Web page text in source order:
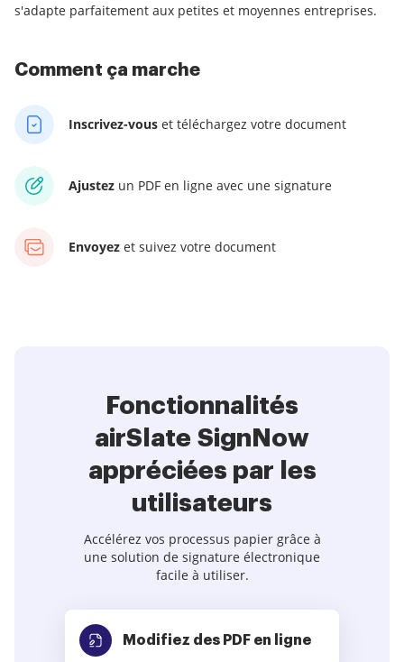
s'adapte parfaitement aux petites et moyennes entreprises.
Comment ça marche
Inscrivez-vous et téléchargez votre document
Ajustez un PDF en ligne avec une signature
Envoyez et suivez votre document
Fonctionnalités
airSlate SignNow
appréciées par les
utilisateurs
Accélérez vos processus papier grâce à
une solution de signature électronique
facile à utiliser.
Modifiez des PDF en ligne